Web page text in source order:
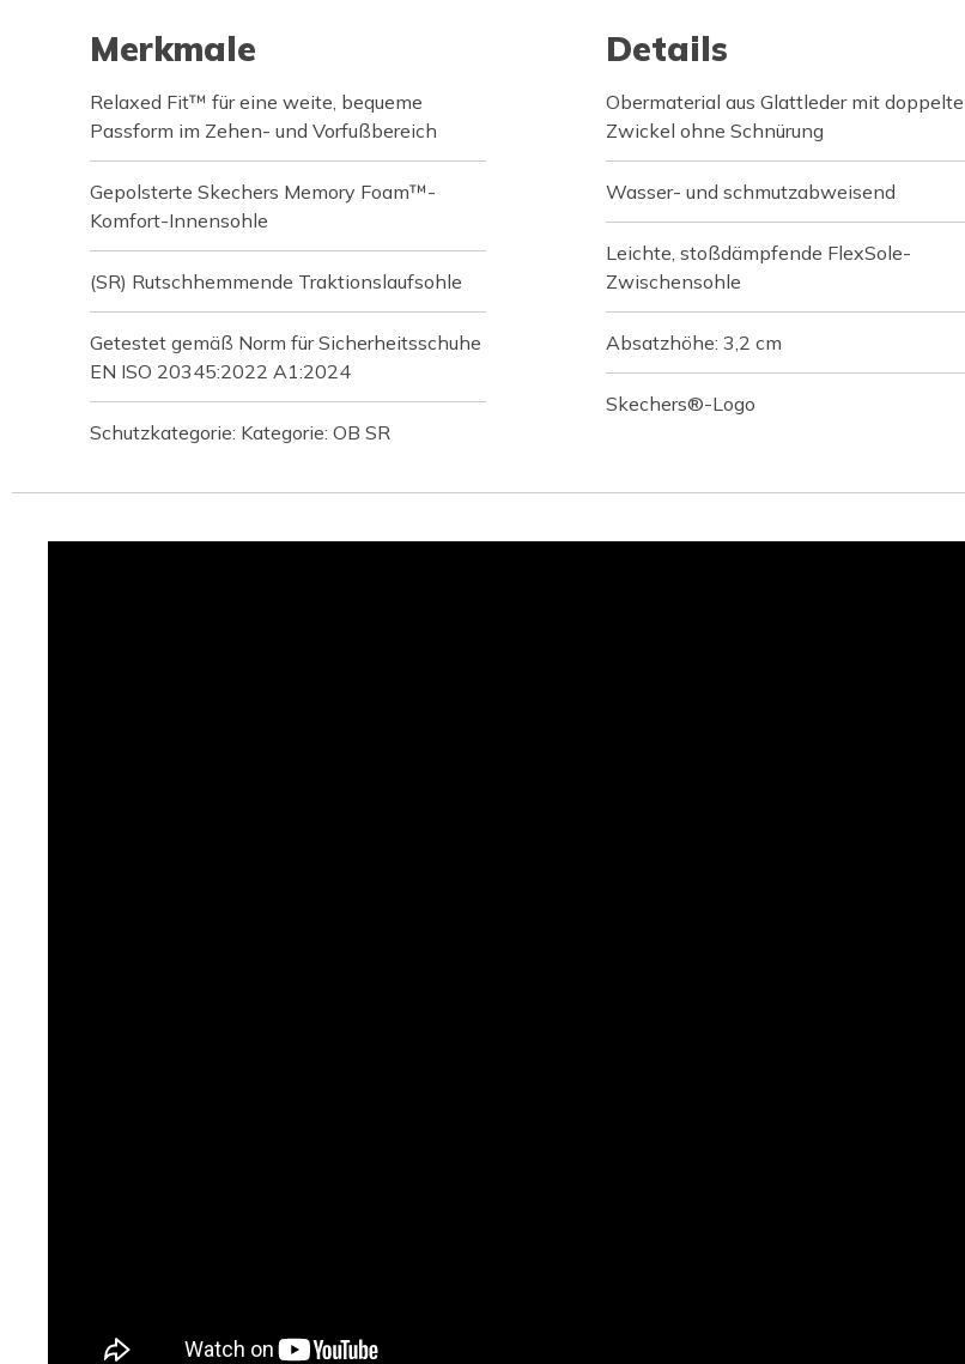
Merkmale
Relaxed Fit™ für eine weite, bequeme
Passform im Zehen- und Vorfußbereich
Gepolsterte Skechers Memory Foam™-
Komfort-Innensohle
(SR) Rutschhemmende Traktionslaufsohle
Getestet gemäß Norm für Sicherheitsschuhe
EN ISO 20345:2022 A1:2024
Schutzkategorie: Kategorie: OB SR
Details
Obermaterial aus Glattleder mit
Zwickel ohne Schnürung
Wasser- und schmutzabweisend
Leichte, stoßdämpfende FlexSole-
Zwischensohle
Absatzhöhe: 3,2 cm
Skechers®-Logo